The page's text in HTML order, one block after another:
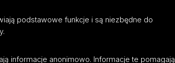
podstawowe funkcje i są niezbędne do
informacje anonimowo. Informacje te pomagają